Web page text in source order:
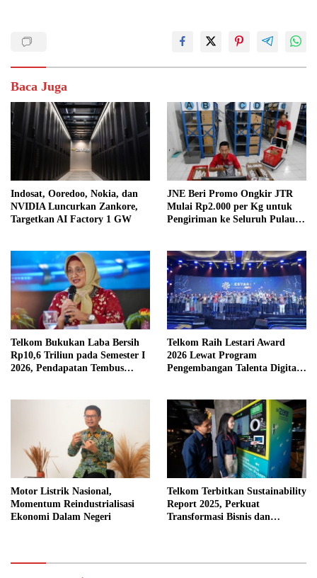
Baca Juga
Indosat, Ooredoo, Nokia, dan
NVIDIA Luncurkan Zankore,
Targetkan AI Factory 1 GW
JNE Beri Promo Ongkir JTR
Mulai Rp2.000 per Kg untuk
Pengiriman ke Seluruh Pulau
Telkom Bukukan Laba Bersih
Rp10,6 Triliun pada Semester I
2026, Pendapatan Tembus
Telkom Raih Lestari Award
2026 Lewat Program
Pengembangan Talenta Digital
Motor Listrik Nasional,
Momentum Reindustrialisasi
Ekonomi Dalam Negeri
Telkom Terbitkan Sustainability
Report 2025, Perkuat
Transformasi Bisnis dan